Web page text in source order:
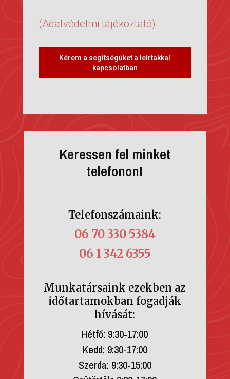
(Adatvédelmi tájékoztató)
Kérem a segítségüket a leírtakkal
kapcsolatban
Keressen fel minket
telefonon!
Telefonszámaink:
06 70 330 5384
06 1 342 6355
Munkatársaink ezekben az
időtartamokban fogadják
hívását:
Hétfő: 9:30-17:00
Kedd: 9:30-17:00
Szerda: 9:30-15:00